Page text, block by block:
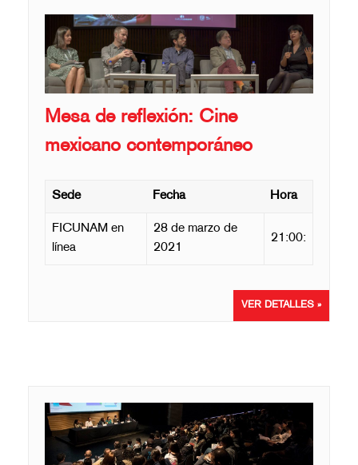
Mesa de reflexión: Cine
mexicano contemporáneo
Sede Fecha Hora
FICUNAM en
línea
28 de marzo de
2021
21:00:
VER DETALLES »